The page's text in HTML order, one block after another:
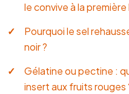
le convive à la
Pourquoi le sel
noir ?
Gélatine ou pectine :
insert aux fruits rouges